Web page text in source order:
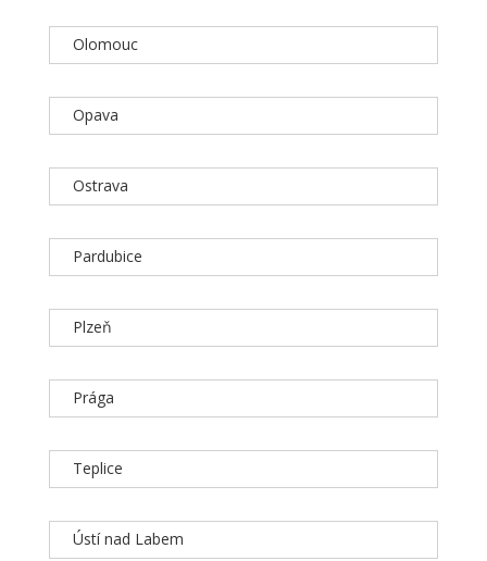
Olomouc
Opava
Ostrava
Pardubice
Plzeň
Prága
Teplice
Ústí nad Labem